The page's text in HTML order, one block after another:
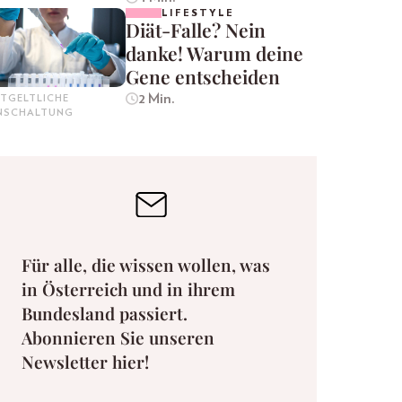
LIFESTYLE
Diät-Falle? Nein
danke! Warum deine
Gene entscheiden
2 Min.
Für alle, die wissen wollen, was
in Österreich und in ihrem
Bundesland passiert.
Abonnieren Sie unseren
Newsletter hier!